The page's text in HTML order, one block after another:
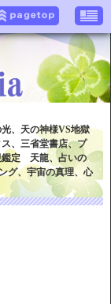
、天の神様VS地獄
、三省堂書店、プ
鑑定 天龍、占いの
グ、宇宙の真理、心